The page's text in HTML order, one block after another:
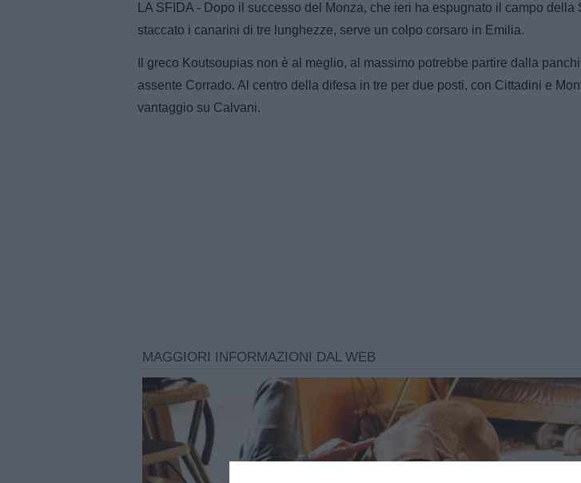
LA SFIDA - Dopo il successo del Monza, che ieri ha espugnato il campo della
staccato i canarini di tre lunghezze, serve un colpo corsaro in Emilia.
Il greco Koutsoupias non è al meglio, al massimo potrebbe partire dalla
assente Corrado. Al centro della difesa in tre per due posti, con Cittadini e
vantaggio su Calvani.